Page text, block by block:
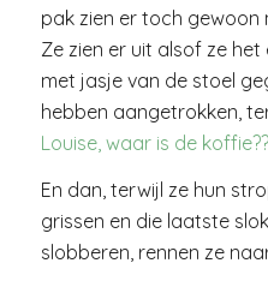
pak zien er toch gewoon
Ze zien er uit alsof ze
met jasje van de stoel
hebben aangetrokken,
Louise, waar is de
En dan, terwijl ze hun
grissen en die laatste
slobberen, rennen ze